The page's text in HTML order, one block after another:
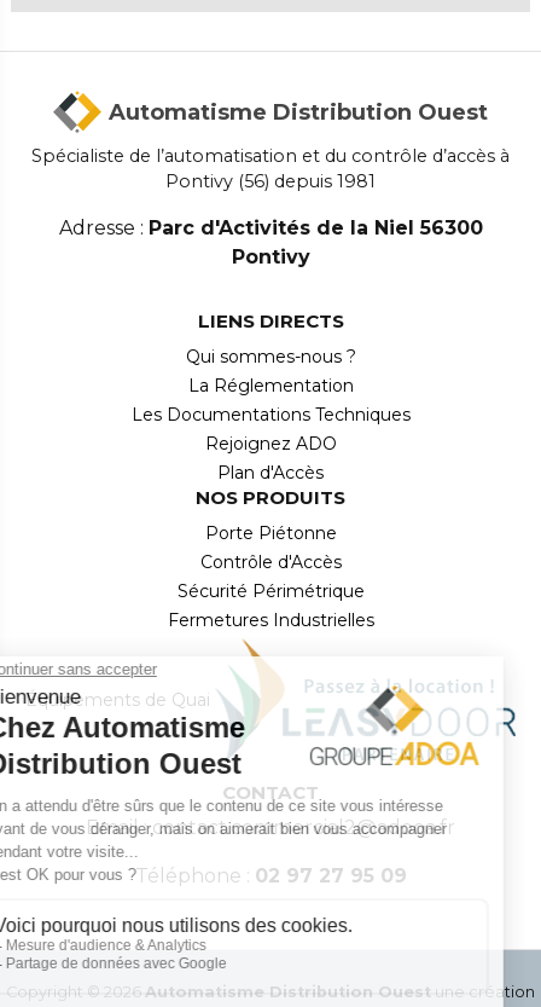
Automatisme Distribution Ouest
Spécialiste de l’automatisation et du contrôle d’accès à
Pontivy (56) depuis 1981
Adresse : Parc d'Activités de la Niel 56300
Pontivy
LIENS DIRECTS
Qui sommes-nous ?
La Réglementation
Les Documentations Techniques
Rejoignez ADO
Plan d'Accès
NOS PRODUITS
Porte Piétonne
Contrôle d'Accès
Sécurité Périmétrique
Fermetures Industrielles
Équipements de Quai
CONTACT
Email : contact.commercial2@adooa.fr
Téléphone : 02 97 27 95 09
Copyright © 2026 Automatisme Distribution Ouest une création